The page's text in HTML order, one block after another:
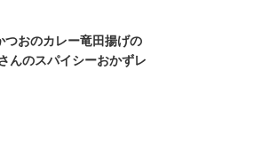
つおのカレー竜田揚げの
んのスパイシーおかずレ